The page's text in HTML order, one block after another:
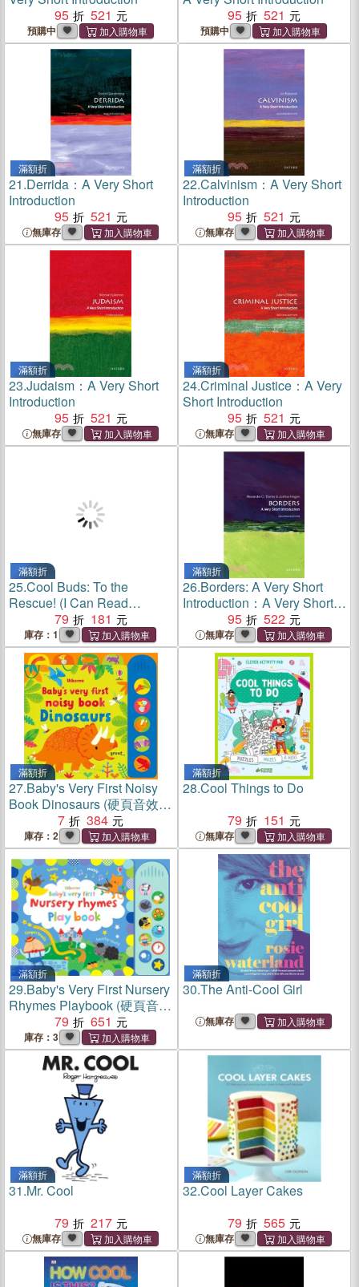
95
521
預購中
95
521
預購中
滿額折
21.Derrida：A Very Short
Introduction
95
521
無庫存
滿額折
22.Calvinism：A Very Short
Introduction
95
521
無庫存
滿額折
23.Judaism：A Very Short
Introduction
95
521
無庫存
滿額折
24.Criminal Justice：A Very
Short Introduction
95
521
無庫存
滿額折
25.Cool Buds: To the
Rescue! (I Can Read
Comics Level 3)
79 181
庫存：1
滿額折
26.Borders: A Very Short
Introduction：A Very Short
Introduction
95 522
無庫存
滿額折
27.Baby's Very First Noisy
Book Dinosaurs (硬頁音效
7 384
庫存：2
滿額折
28.Cool Things to Do
79
151
無庫存
滿額折
29.Baby's Very First Nursery
Rhymes Playbook (硬頁音效
79 651
庫存：3
滿額折
30.The Anti-Cool Girl
無庫存
滿額折
31.Mr. Cool
79
217
無庫存
滿額折
32.Cool Layer Cakes
79
565
無庫存